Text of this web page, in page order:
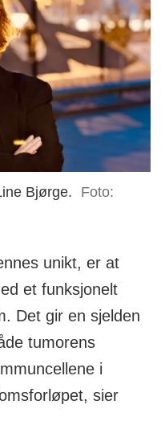
Bjørge.
Foto:
unikt, er at
et funksjonelt
Det gir en sjelden
tumorens
i
sier